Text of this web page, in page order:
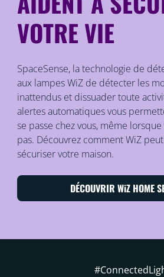
VOTRE VIE
SpaceSense, la technologie de
aux lampes WiZ de détecter les
inattendus et dissuader toute
alertes automatiques vous
se passe chez vous, même
pas. Découvrez comment WiZ
sécuriser votre maison.
DÉCOUVRIR WiZ HOME